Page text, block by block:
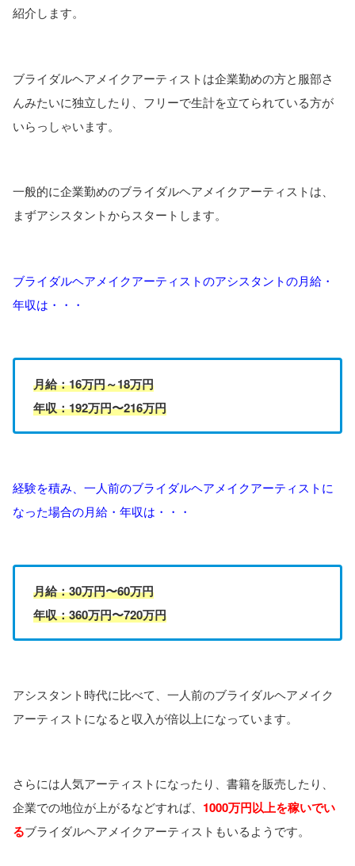
紹介します。
ブライダルヘアメイクアーティストは企業勤めの方と服部さ
んみたいに独立したり、フリーで生計を立てられている方が
いらっしゃいます。
一般的に企業勤めのブライダルヘアメイクアーティストは、
まずアシスタントからスタートします。
ブライダルヘアメイクアーティストのアシスタントの月給・
年収は・・・
月給：16万円～18万円
年収：192万円〜216万円
経験を積み、一人前のブライダルヘアメイクアーティストに
なった場合の月給・年収は・・・
月給：30万円〜60万円
年収：360万円〜720万円
アシスタント時代に比べて、一人前のブライダルヘアメイク
アーティストになると収入が倍以上になっています。
さらには人気アーティストになったり、書籍を販売したり、
企業での地位が上がるなどすれば、 1000万円以上を稼いでい
るブライダルヘアメイクアーティストもいるようです。